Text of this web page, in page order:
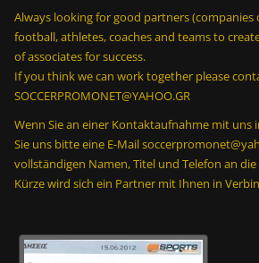
υ
τ
σ
ε
2
i
n
;
0
ε
Always looking for good partners (companies
football, athletes, coaches and teams to
of associates for success.
If you think we can work together please
SOCCERPROMONET@YAHOO.GR
Wenn Sie an einer Kontaktaufnahme mit uns
Sie uns bitte eine E-Mail
vollständigen Namen, Titel und Telefon an
Kürze wird sich ein Partner mit Ihnen in